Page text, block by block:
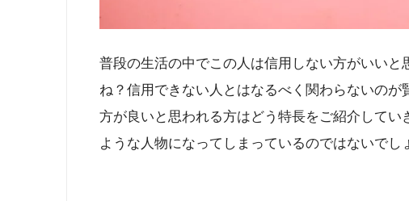
普段の生活の中でこの人は信用しない方がいいと
ね？信用できない人とはなるべく関わらないの
方が良いと思われる方はどう特長をご紹介して
ような人物になってしまっているのではないでし